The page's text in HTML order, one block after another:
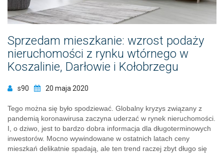
Sprzedam mieszkanie: wzrost podaży
nieruchomości z rynku wtórnego w
Koszalinie, Darłowie i Kołobrzegu
s90 20 maja 2020
Tego można się było spodziewać. Globalny kryzys związany z
pandemią koronawirusa zaczyna uderzać w rynek nieruchomości.
I, o dziwo, jest to bardzo dobra informacja dla długoterminowych
inwestorów. Mocno wywindowane w ostatnich latach ceny
mieszkań delikatnie spadają, ale ten trend raczej zbyt długo się